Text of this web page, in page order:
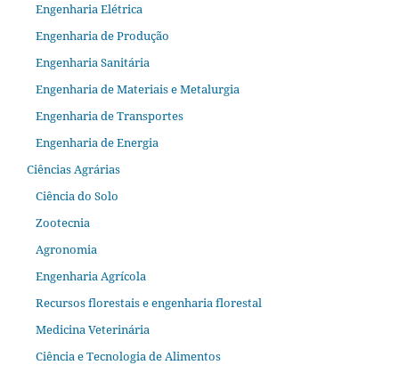
Engenharia Elétrica
Engenharia de Produção
Engenharia Sanitária
Engenharia de Materiais e Metalurgia
Engenharia de Transportes
Engenharia de Energia
Ciências Agrárias
Ciência do Solo
Zootecnia
Agronomia
Engenharia Agrícola
Recursos florestais e engenharia florestal
Medicina Veterinária
Ciência e Tecnologia de Alimentos